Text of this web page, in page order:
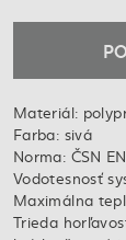
Materiál:
Farba: sivá
Norma: ČSN
Vodotesnosť
Maximálna
Trieda